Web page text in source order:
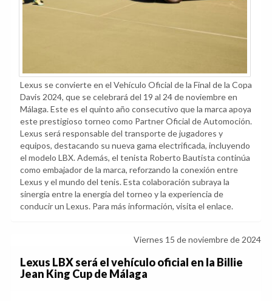
Lexus se convierte en el Vehículo Oficial de la Final de la Copa
Davis 2024, que se celebrará del 19 al 24 de noviembre en
Málaga. Este es el quinto año consecutivo que la marca apoya
este prestigioso torneo como Partner Oficial de Automoción.
Lexus será responsable del transporte de jugadores y
equipos, destacando su nueva gama electrificada, incluyendo
el modelo LBX. Además, el tenista Roberto Bautista continúa
como embajador de la marca, reforzando la conexión entre
Lexus y el mundo del tenis. Esta colaboración subraya la
sinergia entre la energía del torneo y la experiencia de
conducir un Lexus. Para más información, visita el enlace.
Viernes 15 de noviembre de 2024
Lexus LBX será el vehículo oficial en la Billie
Jean King Cup de Málaga